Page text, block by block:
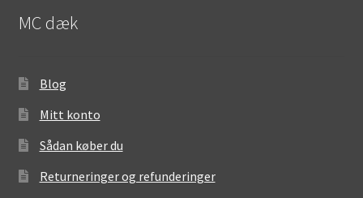
MC dæk
Blog
Mitt konto
Sådan køber du
Returneringer og refunderinger